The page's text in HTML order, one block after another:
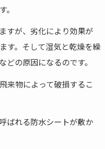
すが、劣化により効果が
す。そして湿気と乾燥を繰
どの原因になるのです。
来物によって破損するこ
ばれる防水シートが敷か